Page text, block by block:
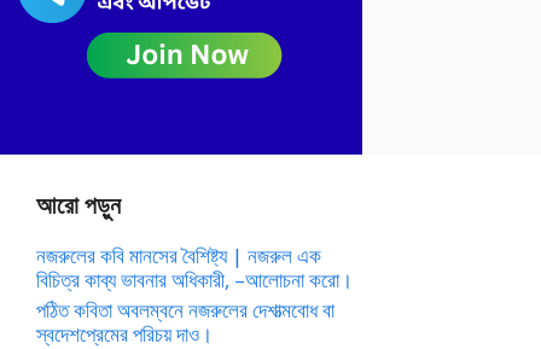
আরো পড়ুন
নজরুলের কবি মানসের বৈশিষ্ট্য | নজরুল এক
বিচিত্র কাব্য ভাবনার অধিকারী, –আলোচনা করো।
পঠিত কবিতা অবলম্বনে নজরুলের দেশাত্মবোধ বা
স্বদেশপ্রেমের পরিচয় দাও।